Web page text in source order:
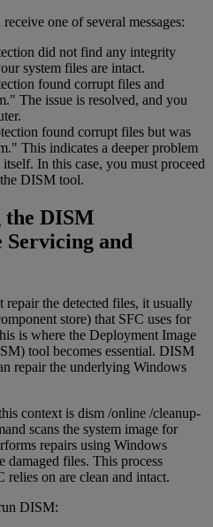
one of several messages:
did not find any integrity
system files are intact.
found corrupt files and
The issue is resolved, and you
found corrupt files but was
This indicates a deeper problem
In this case, you must proceed
DISM tool.
the DISM
Servicing and
the detected files, it usually
store) that SFC uses for
is where the Deployment Image
tool becomes essential. DISM
repair the underlying Windows
context is dism /online /cleanup-
scans the system image for
repairs using Windows
damaged files. This process
relies on are clean and intact.
DISM: